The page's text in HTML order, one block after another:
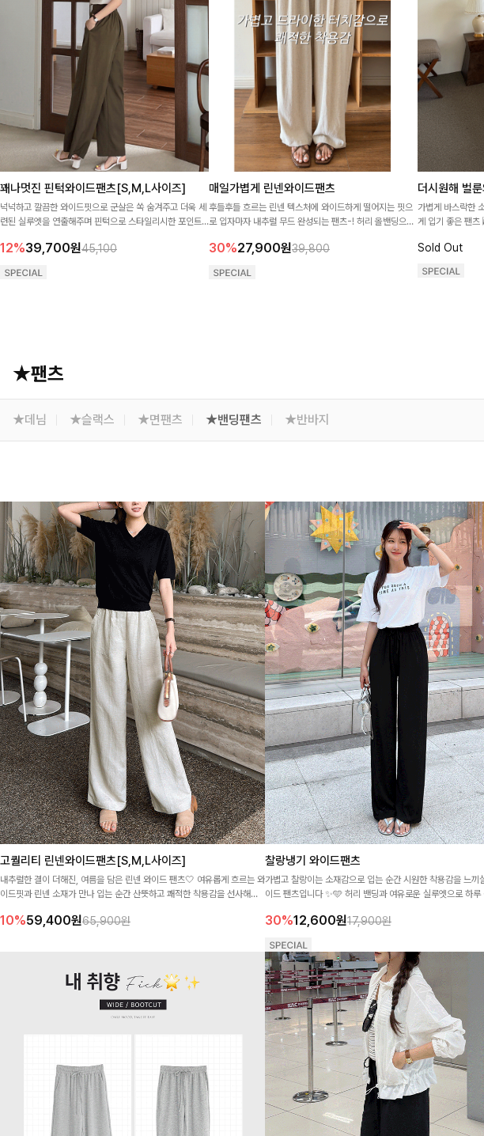
꽤나멋진 핀턱와이드팬츠[S,M,L사이즈]
넉넉하고 깔끔한 와이드핏으로 군살은 쏙 숨겨주고 더욱 세
련된 실루엣을 연출해주며 핀턱으로 스타일리시한 포인트
12%39,700원45,100
매일가볍게 린넨와이드팬츠
후들후들 흐르는 린넨 텍스처에 와이드하게 떨어지는 핏으
로 입자마자 내추럴 무드 완성되는 팬츠-! 허리 올밴딩으로
는 데일리 필수템🤎
30%27,900원39,800
더시원해 벌
가볍게 바스락한
게 입기 좋은 팬
Sold Out
★팬츠
★데님 ★슬랙스 ★면팬츠 ★밴딩팬츠 ★반바지
고퀄리티 린넨와이드팬츠[S,M,L사이즈]
내추럴한 결이 더해진, 여름을 담은 린넨 와이드 팬츠🤍 여유롭게 흐르는 와
이드핏과 린넨 소재가 만나 입는 순간 산뜻하고 쾌적한 착용감을 선사해요-
10%59,400원65,900원
찰랑냉기 와이드팬츠
가볍고 찰랑이는 소재감으로 입는 순간 시원한 착용감을 느끼
이드 팬츠입니다 ✨🩵 허리 밴딩과 여유로운 실루엣으로 하루
30%12,600원17,900원